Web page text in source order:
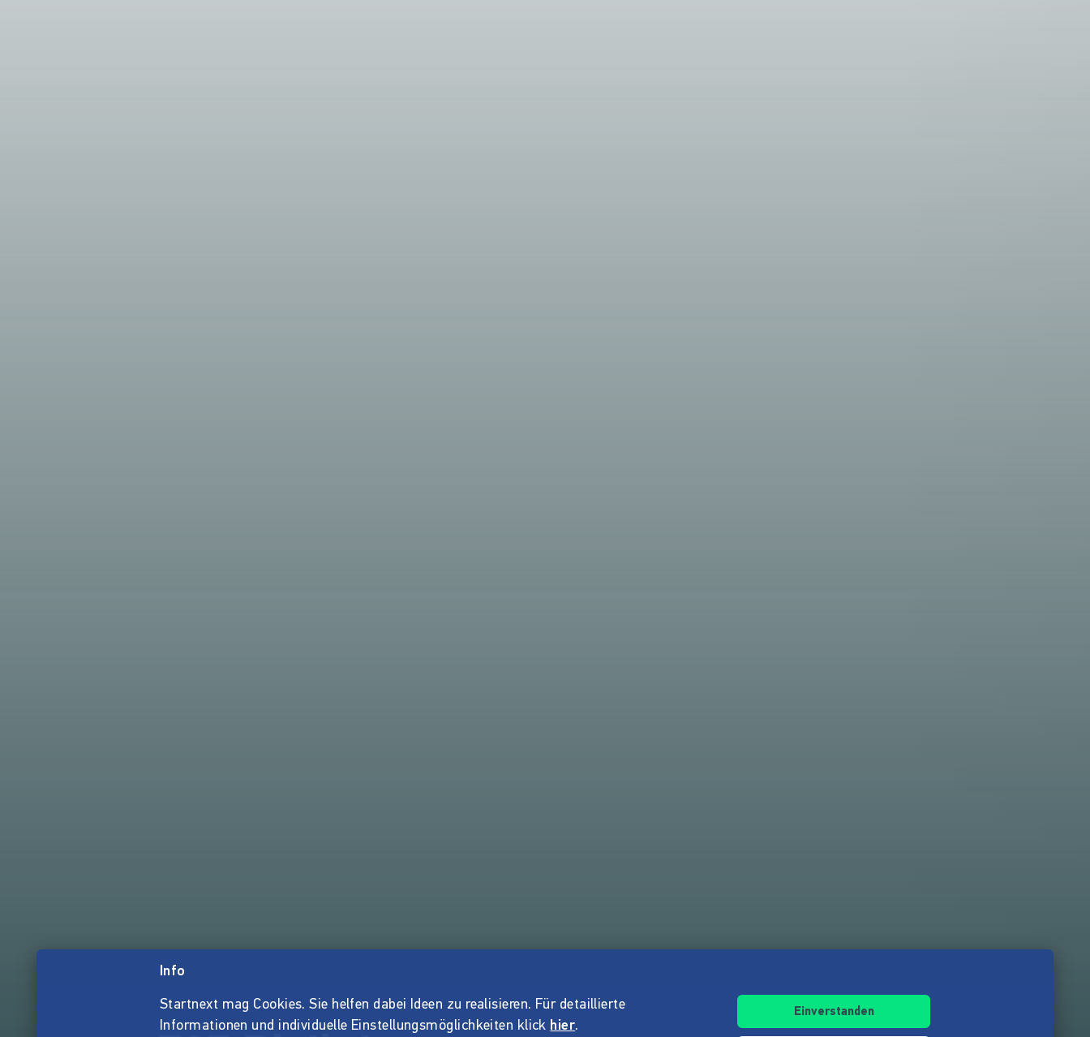
Info
Startnext mag Cookies. Sie helfen dabei Ideen zu realisieren. Für detaillierte
Informationen und individuelle Einstellungsmöglichkeiten klick hier.
Einverstanden